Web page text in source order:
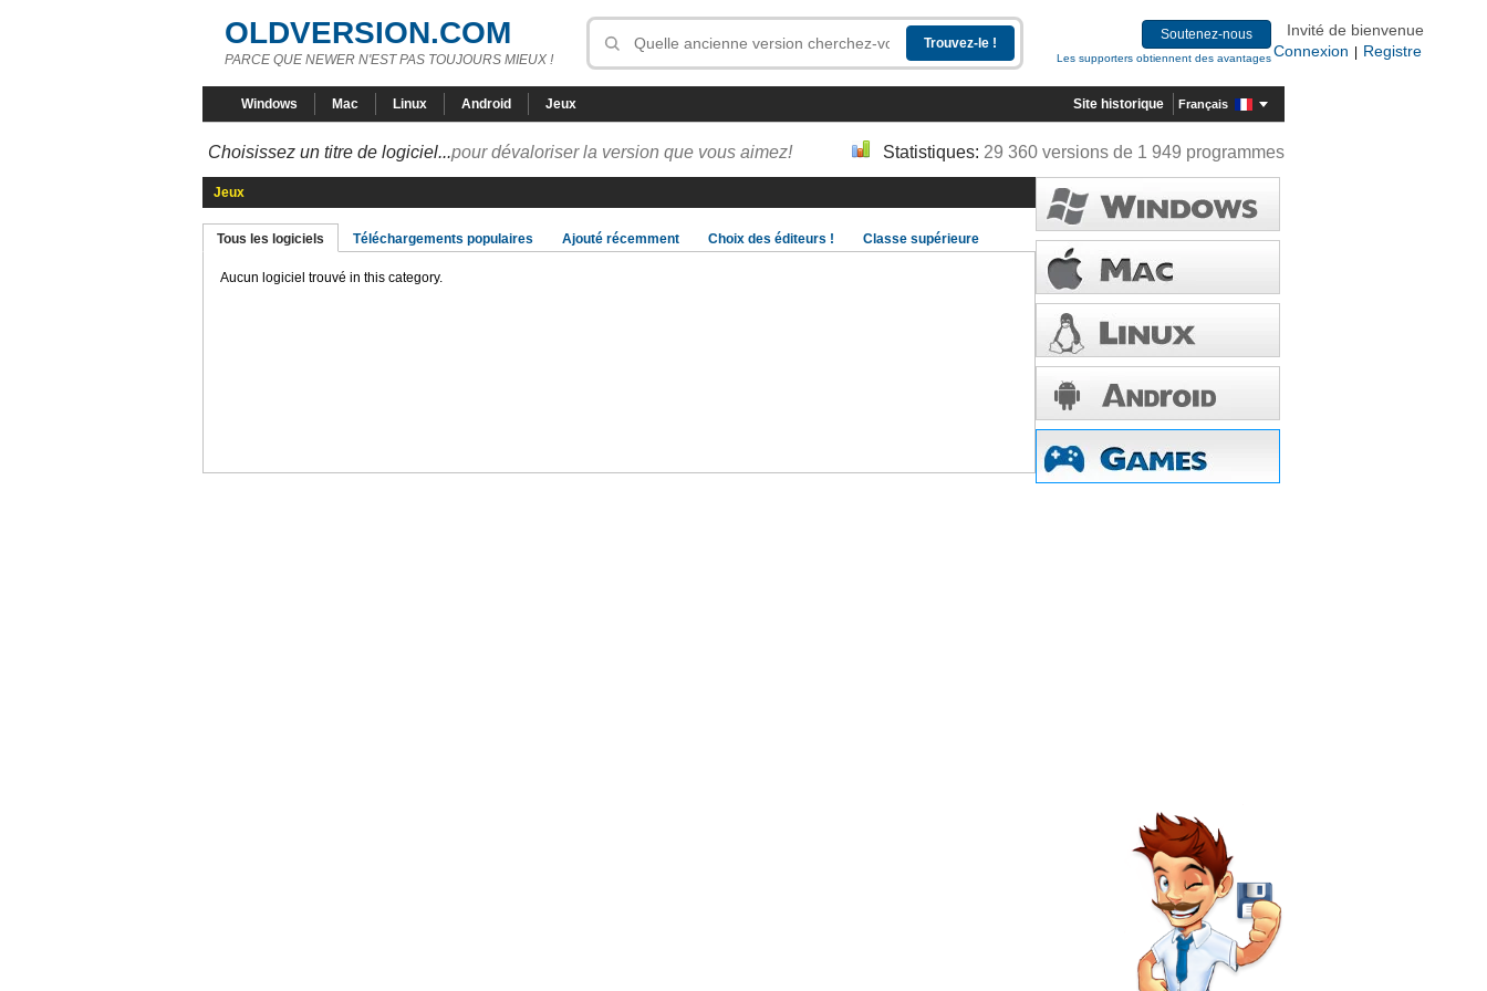
OLDVERSION.COM
PARCE QUE NEWER N'EST PAS TOUJOURS MIEUX !
Soutenez-nous
Les supporters obtiennent des avantages
Invité de bienvenue
Connexion
Registre
Windows Mac Linux Android Jeux Site historique Français
Choisissez un titre de logiciel...pour dévaloriser la version que vous aimez! Statistiques: 29 360 versions de 1 949 programmes
Jeux
Tous les logiciels Téléchargements populaires Ajouté récemment Choix des éditeurs ! Classe supérieure
Aucun logiciel trouvé in this category.